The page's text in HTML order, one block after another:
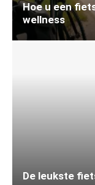
Hoe u een
wellness
De leukste